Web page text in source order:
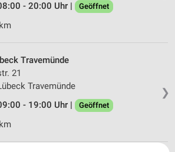
- 20:00 Uhr |
Geöffnet
❯
Travemünde
21
Travemünde
- 19:00 Uhr |
Geöffnet